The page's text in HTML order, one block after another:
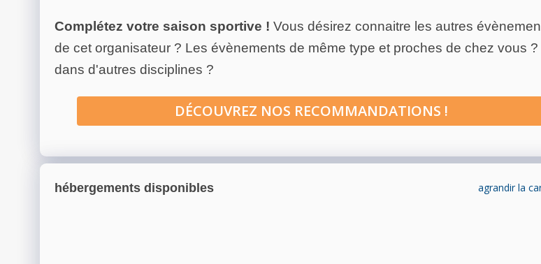
Complétez votre saison sportive ! Vous désirez connaitre les autres
de cet organisateur ? Les évènements de même type et proches de chez vous ?
dans d'autres disciplines ?
DÉCOUVREZ NOS RECOMMANDATIONS !
hébergements disponibles agrandir la